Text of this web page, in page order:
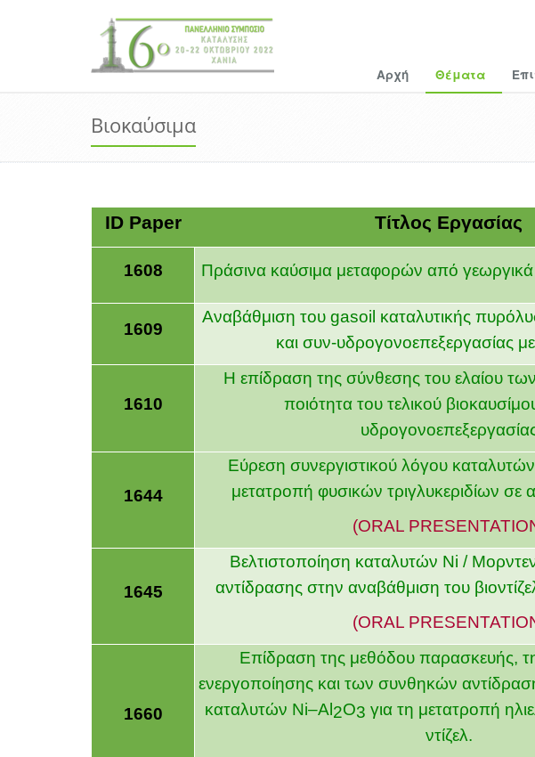
Αρχή Θέματα
Βιοκαύσιμα
ID Paper Τίτλος Εργασίας
1608 Πράσινα καύσιμα μεταφορών από
1609
Αναβάθμιση του gasoil καταλυτικής
και συν-υδρογονοεπεξεργασίας
1610
Η επίδραση της σύνθεσης του ελαίου
ποιότητα του τελικού
1644
Εύρεση συνεργιστικού λόγου καταλυτών
μετατροπή φυσικών τριγλυκεριδίων σε
(ORAL
1645
Βελτιστοποίηση καταλυτών Ni /
αντίδρασης στην αναβάθμιση του
(ORAL
1660
Επίδραση της μεθόδου παρασκευής,
ενεργοποίησης και των συνθηκών
καταλυτών Ni–Al 2O3 για τη μετατροπή
ντίζελ.